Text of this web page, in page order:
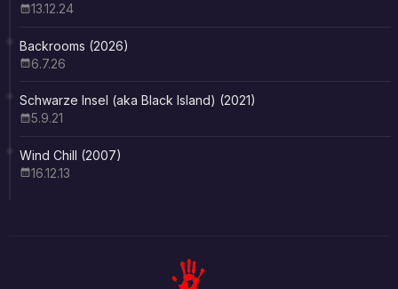
13.12.24
Backrooms (2026)
6.7.26
Schwarze Insel (aka Black Island) (2021)
5.9.21
Wind Chill (2007)
16.12.13